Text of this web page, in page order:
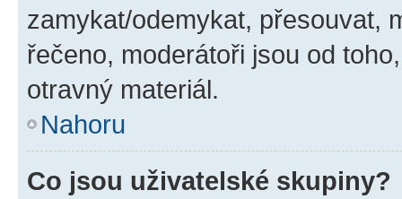
zamykat/odemykat, přesouvat,
řečeno, moderátoři jsou od
otravný materiál.
Nahoru
Co jsou uživatelské skupiny?